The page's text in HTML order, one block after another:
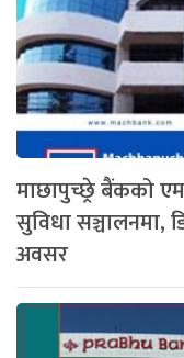
माछापुच्छ्रे बैंकको
सुविधा सञ्चालनमा,
अवसर